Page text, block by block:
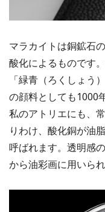
マラカイトは銅鉱石
酸化によるものです
「緑青（ろくしょう
の顔料としても1000
私のアトリエにも、
りわけ、酸化銅が油
呼ばれます。透明感
から油彩画に用いら